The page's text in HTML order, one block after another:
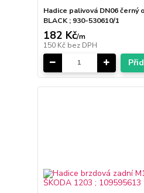
Hadice palivová DN06 černý
BLACK ; 930-530610/1
182 Kč/m
150 Kč bez DPH